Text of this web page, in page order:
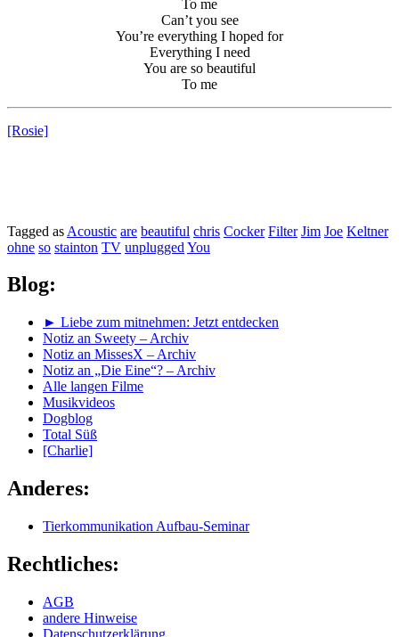
To me
Can’t you see
You’re everything I hoped for
Everything I need
You are so beautiful
To me
[Rosie]
Tagged as Acoustic are beautiful chris Cocker Filter Jim Joe Keltner
ohne so stainton TV unplugged You
Blog:
► Liebe zum mitnehmen: Jetzt entdecken
Notiz an Sweety – Archiv
Notiz an MissesX – Archiv
Notiz an „Die Eine“? – Archiv
Alle langen Filme
Musikvideos
Dogblog
Total Süß
[Charlie]
Anderes:
Tierkommunikation Aufbau-Seminar
Rechtliches:
AGB
andere Hinweise
Datenschutzerklärung